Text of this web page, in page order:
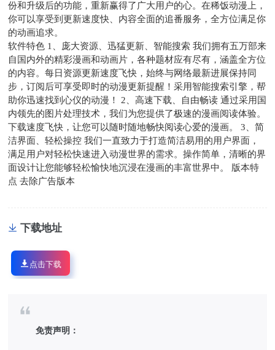
份和升级后的功能，重新赢得了广大用户的心。在稀饭动漫上，
你可以享受到更新速度快、内容全面的追番服务，全方位满足你
的动画追求。
软件特色 1、庞大资源、迅猛更新、智能搜索 我们拥有五万部来
自国内外的精彩漫画和动画片，各种题材应有尽有，涵盖全方位
的内容。每日资源更新速度飞快，始终与网络最新进展保持同
步，订阅后可享受即时的动漫更新提醒！采用智能搜索引擎，帮
助你迅速找到心仪的动漫！ 2、高速下载、自由畅读 通过采用国
内领先的图片处理技术，我们为您提供了极速的漫画阅读体验。
下载速度飞快，让您可以随时随地畅快阅读心爱的漫画。 3、简
洁界面、轻松操控 我们一直致力于打造简洁易用的用户界面，
满足用户对轻松快速进入动漫世界的需求。操作简单，清晰的界
面设计让您能够轻松愉快地沉浸在漫画的丰富世界中。 版本特
点 去除广告版本
下载地址
点击下载
免责声明：